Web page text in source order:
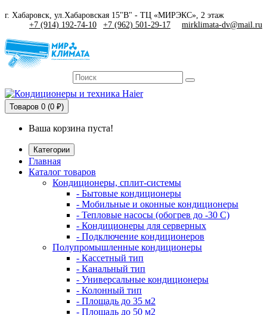
г. Хабаровск, ул.Хабаровская 15"В" - ТЦ «МИРЭКС», 2 этаж
+7 (914) 192-74-10
+7 (962) 501-29-17 mirklimata-dv@mail.ru
Товаров 0 (0 ₽)
Ваша корзина пуста!
Категории
Главная
Каталог товаров
Кондиционеры, сплит-системы
- Бытовые кондиционеры
- Мобильные и оконные кондиционеры
- Тепловые насосы (обогрев до -30 C)
- Кондиционеры для серверных
- Подключение кондиционеров
Полупромышленные кондиционеры
- Кассетный тип
- Канальный тип
- Универсальные кондиционеры
- Колонный тип
- Площадь до 35 м2
- Площадь до 50 м2